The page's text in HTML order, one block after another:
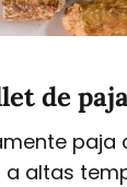
de
altas